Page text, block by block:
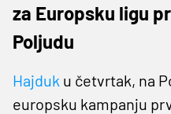
za Europsku ligu
Poljudu
Hajduk u četvrtak, na
europsku kampanju